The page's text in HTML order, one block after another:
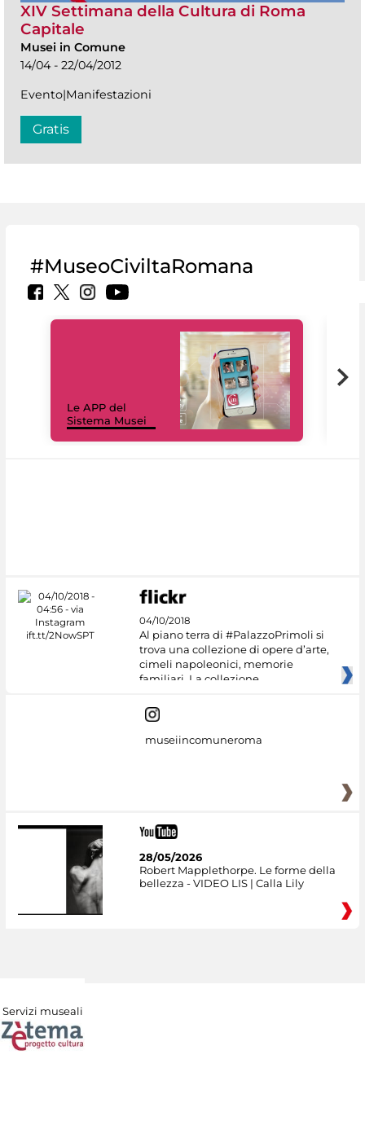
XIV Settimana della Cultura di Roma
Capitale
Musei in Comune
14/04 - 22/04/2012
Evento|Manifestazioni
Gratis
#MuseoCiviltaRomana
Le APP del
Sistema Musei
04/10/2018
Al piano terra di #PalazzoPrimoli si
trova una collezione di opere d’arte,
cimeli napoleonici, memorie
familiari. La collezione
museiincomuneroma
28/05/2026
Robert Mapplethorpe. Le forme della
bellezza - VIDEO LIS | Calla Lily
Servizi museali